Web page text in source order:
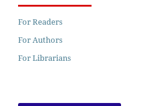
For Readers
For Authors
For Librarians